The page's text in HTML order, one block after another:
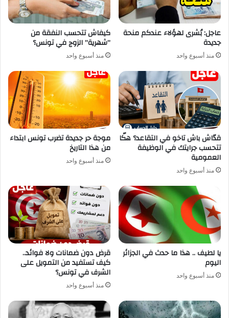
عاجل: بُشرى لهؤلاء عندكم منحة
جديدة
منذ أسبوع واحد
كيفاش تتحسب النفقة من
”شهرية” الزوج في تونس؟
منذ أسبوع واحد
قدّاش باش تاخو في التقاعد؟ هكّا
تتحسب جرايتك في الوظيفة
العمومية
منذ أسبوع واحد
موجة حر جديدة تضرب تونس ابتداء
من هذا التاريخ
منذ أسبوع واحد
يا لطيف .. هذا ما حدث في الجزائر
اليوم
منذ أسبوع واحد
قرض دون ضمانات ولا فوائد..
كيف تستفيد من التمويل على
الشرف في تونس؟
منذ أسبوع واحد